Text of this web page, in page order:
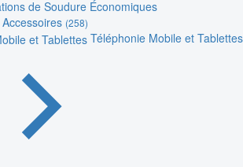
de Soudure Économiques
(258)
Téléphonie Mobile et Tablettes